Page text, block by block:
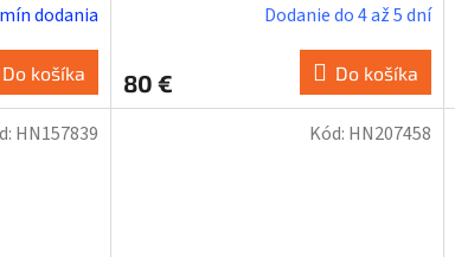
dodania
Do košíka
Dodanie do 4 až 5 dní
80 € Do košíka
HN157839 Kód: HN207458